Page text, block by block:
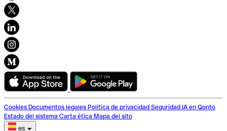
Cookies Documentos legales Política de privacidad Seguridad IA en Qonto
Estado del sistema Carta ética Mapa del sito
es